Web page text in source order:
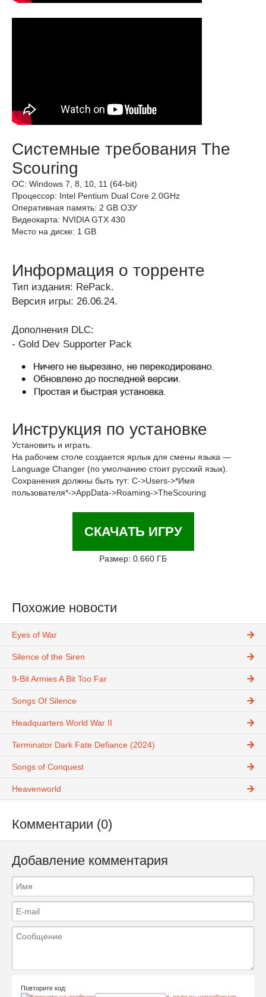
Системные требования The
Scouring
ОС: Windows 7, 8, 10, 11 (64-bit)
Процессор: Intel Pentium Dual Core 2.0GHz
Оперативная память: 2 GB ОЗУ
Видеокарта: NVIDIA GTX 430
Место на диске: 1 GB
Информация о торренте
Тип издания: RePack.
Версия игры: 26.06.24.
Дополнения DLC:
- Gold Dev Supporter Pack
Инструкция по установке
Установить и играть.
На рабочем столе создается ярлык для смены языка —
Language Changer (по умолчанию стоит русский язык).
Сохранения должны быть тут: C->Users->*Имя
пользователя*->AppData->Roaming->TheScouring
СКАЧАТЬ ИГРУ
Размер: 0.660 ГБ
Похожие новости
Eyes of War
Silence of the Siren
9-Bit Armies A Bit Too Far
Songs Of Silence
Headquarters World War II
Terminator Dark Fate Defiance (2024)
Songs of Conquest
Heavenworld
Комментарии (0)
Добавление комментария
Повторите код: